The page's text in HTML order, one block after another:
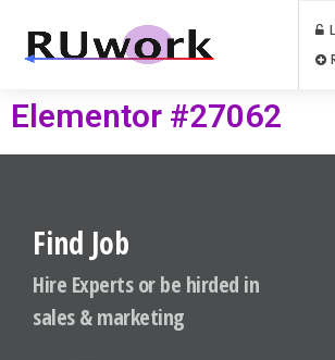
Elementor #27062
Find Job
Hire Experts or be hirded in
sales & marketing